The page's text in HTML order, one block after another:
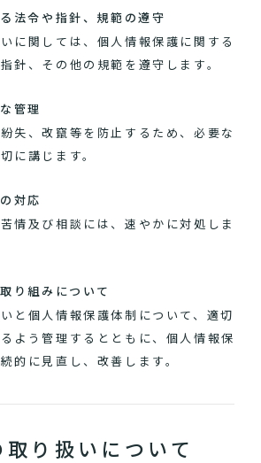
法令や指針、規範の遵守
に関しては、個人情報保護に関する
針、その他の規範を遵守します。
管理
失、改竄等を防止するため、必要な
に講じます。
対応
情及び相談には、速やかに対処しま
り組みについて
と個人情報保護体制について、適切
よう管理するとともに、個人情報保
的に見直し、改善します。
り扱いについて